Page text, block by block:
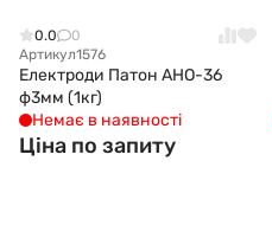
0.0
0
Артикул1576
Електроди Патон АНО-36
ф3мм (1кг)
Немає в наявності
Ціна по запиту